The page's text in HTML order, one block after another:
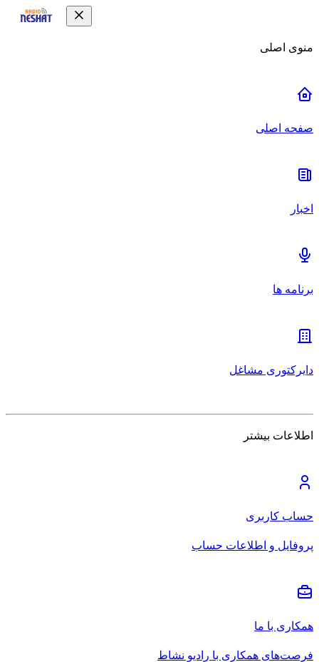
منوی اصلی
صفحه اصلی
اخبار
برنامه ها
دایرکتوری مشاغل
اطلاعات بیشتر
حساب کاربری
پروفایل و اطلاعات حساب
همکاری با ما
فرصت‌های همکاری با رادیو نشاط